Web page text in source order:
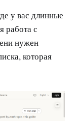
у вас длинные
работа с
нужен
которая